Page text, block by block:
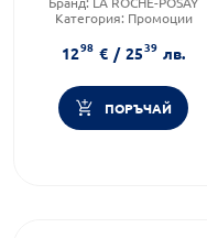
Категория: Промоции
CICAPLAST
1298 € / 2539 лв.
ПОРЪЧАЙ